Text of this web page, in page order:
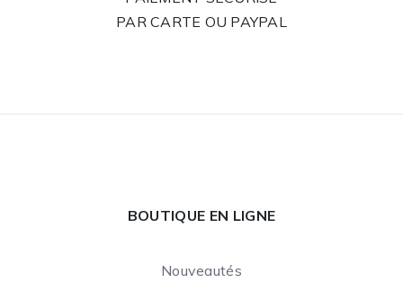
PAR CARTE OU PAYPAL
BOUTIQUE EN LIGNE
Nouveautés